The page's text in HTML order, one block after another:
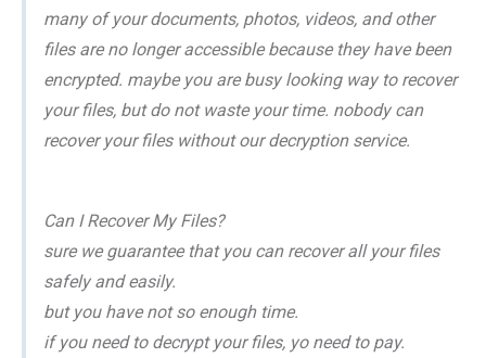
many of your documents, photos, videos, and other
files are no longer accessible because they have been
encrypted. maybe you are busy looking way to recover
your files, but do not waste your time. nobody can
recover your files without our decryption service.
Can I Recover My Files?
sure we guarantee that you can recover all your files
safely and easily.
but you have not so enough time.
if you need to decrypt your files, yo need to pay.